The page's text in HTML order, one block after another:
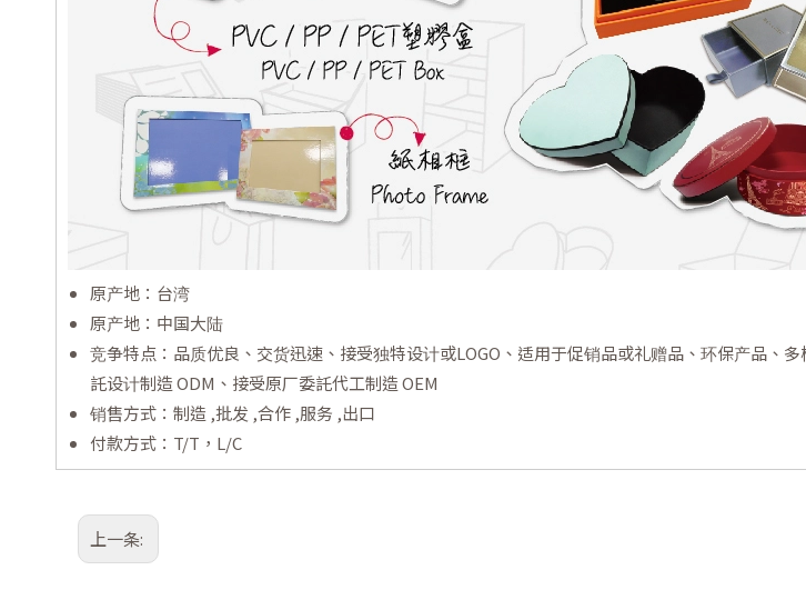
原产地：台湾
原产地：中国大陆
竞争特点：品质优良、交货迅速、接受独特设计或LOGO、适用于促销品或礼赠品、环保产品、
託设计制造 ODM、接受原厂委託代工制造 OEM
销售方式：制造 ,批发 ,合作 ,服务 ,出口
付款方式：T/T，L/C
上一条: